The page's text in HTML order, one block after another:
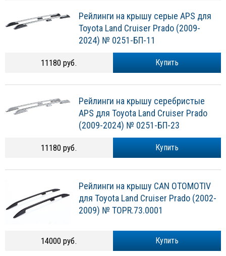
Рейлинги на крышу серые APS для
Toyota Land Cruiser Prado (2009-
2024) № 0251-БП-11
Купить
11180 руб.
Рейлинги на крышу серебристые
APS для Toyota Land Cruiser Prado
(2009-2024) № 0251-БП-23
Купить
11180 руб.
Рейлинги на крышу CAN OTOMOTIV
для Toyota Land Cruiser Prado (2002-
2009) № TOPR.73.0001
Купить
14000 руб.